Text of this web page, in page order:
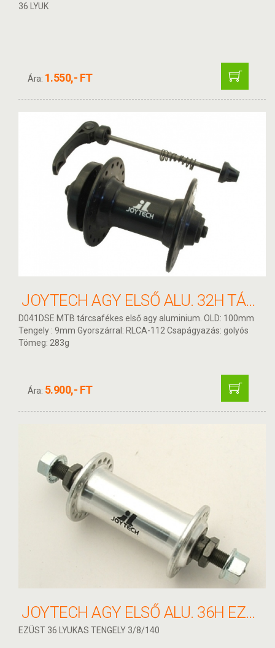
36 LYUK
Ára: 1.550,- FT
JOYTECH AGY ELSŐ ALU. 32H TÁRCSAFÉKES GYORSZÁRAS D041DSE
D041DSE MTB tárcsafékes első agy aluminium. OLD: 100mm
Tengely : 9mm Gyorszárral: RLCA-112 Csapágyazás: golyós
Tömeg: 283g
Ára: 5.900,- FT
JOYTECH AGY ELSŐ ALU. 36H EZÜST MENETES
EZÜST 36 LYUKAS TENGELY 3/8/140